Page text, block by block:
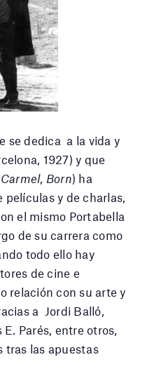
se dedica a la vida y
1927) y que
, Born) ha
películas y de charlas,
el mismo Portabella
de su carrera como
todo ello hay
de cine e
relación con su arte y
a Jordi Balló,
Parés, entre otros,
tras las apuestas